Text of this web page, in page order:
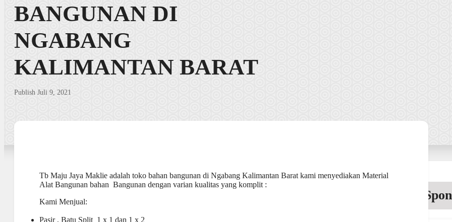
BANGUNAN DI
NGABANG
KALIMANTAN BARAT
Publish Juli 9, 2021
Tb Maju Jaya Maklie adalah toko bahan bangunan di Ngabang Kalimantan Barat kami menyediakan Material
Alat Bangunan bahan Bangunan dengan varian kualitas yang komplit :
Kami Menjual:
Pasir , Batu Split 1 x 1 dan 1 x 2